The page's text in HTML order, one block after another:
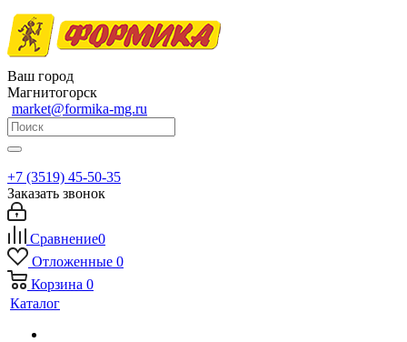
Ваш город
Магнитогорск
market@formika-mg.ru
+7 (3519) 45-50-35
Заказать звонок
Сравнение0
Отложенные 0
Корзина 0
Каталог